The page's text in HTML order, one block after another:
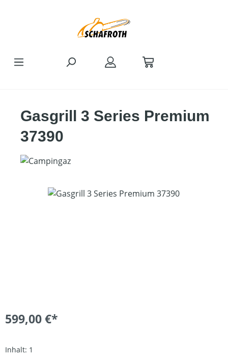
Gasgrill 3 Series Premium
37390
Bildergalerie überspringen
599,00 €*
Inhalt: 1